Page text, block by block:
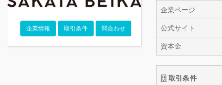
企業情報 取引条件 問合わせ
企業ページ
公式サイト
資本金
取引条件